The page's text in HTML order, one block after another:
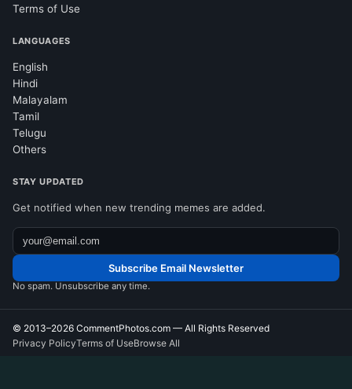
Terms of Use
LANGUAGES
English
Hindi
Malayalam
Tamil
Telugu
Others
STAY UPDATED
Get notified when new trending memes are added.
Subscribe Email Newsletter
No spam. Unsubscribe any time.
© 2013–2026 CommentPhotos.com — All Rights Reserved
Privacy PolicyTerms of UseBrowse All